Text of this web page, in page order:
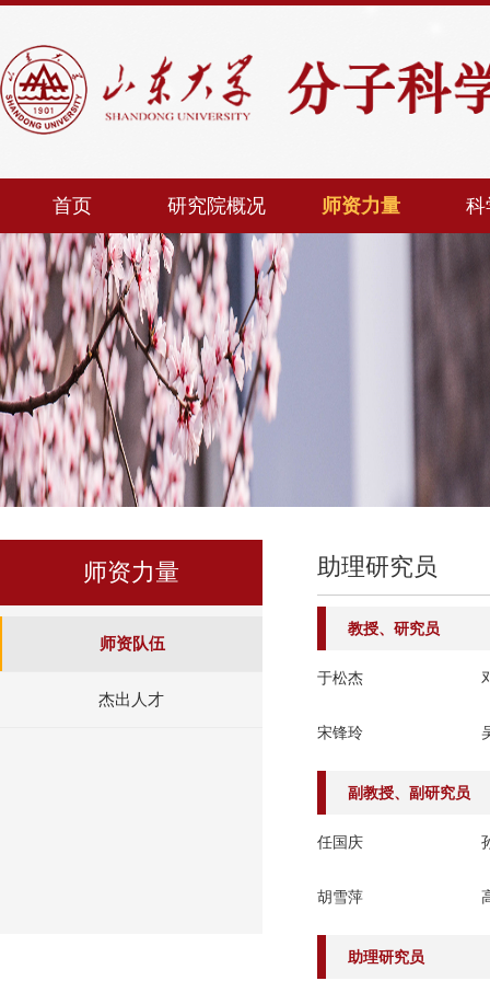
首页 研究院概况 师资力量 科
师资力量
师资队伍
杰出人才
助理研究员
教授、研究员
于松杰
宋锋玲
副教授、副研究员
任国庆
胡雪萍
助理研究员